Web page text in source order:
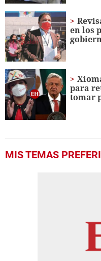
en los
para
tomar
MIS TEMAS